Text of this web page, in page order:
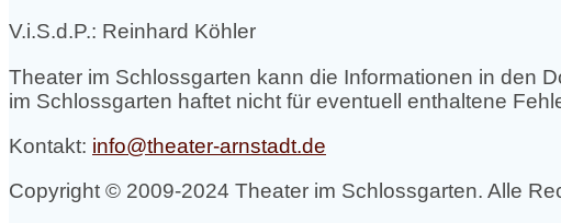
V.i.S.d.P.: Reinhard Köhler
Theater im Schlossgarten kann die Informationen in den
im Schlossgarten haftet nicht für eventuell enthaltene
Kontakt: info@theater-arnstadt.de
Copyright © 2009-2024 Theater im Schlossgarten. Alle